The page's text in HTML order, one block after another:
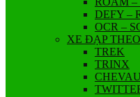
DEFY –
OCR –
XE ĐẠP
TREK
TRINX